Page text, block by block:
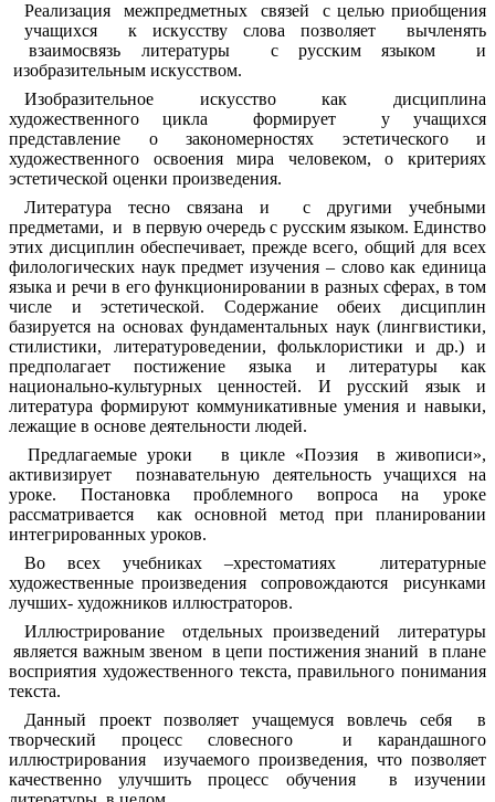
Реализация межпредметных связей с целью приобщения
учащихся к искусству слова позволяет вычленять
взаимосвязь литературы с русским языком и
изобразительным искусством.
Изобразительное искусство как дисциплина
художественного цикла формирует у учащихся
представление о закономерностях эстетического и
художественного освоения мира человеком, о критериях
эстетической оценки произведения.
Литература тесно связана и с другими учебными
предметами, и в первую очередь с русским языком. Единство
этих дисциплин обеспечивает, прежде всего, общий для всех
филологических наук предмет изучения – слово как единица
языка и речи в его функционировании в разных сферах, в том
числе и эстетической. Содержание обеих дисциплин
базируется на основах фундаментальных наук (лингвистики,
стилистики, литературоведении, фольклористики и др.) и
предполагает постижение языка и литературы как
национально-культурных ценностей. И русский язык и
литература формируют коммуникативные умения и навыки,
лежащие в основе деятельности людей.
Предлагаемые уроки в цикле «Поэзия в живописи»,
активизирует познавательную деятельность учащихся на
уроке. Постановка проблемного вопроса на уроке
рассматривается как основной метод при планировании
интегрированных уроков.
Во всех учебниках –хрестоматиях литературные
художественные произведения сопровождаются рисунками
лучших- художников иллюстраторов.
Иллюстрирование отдельных произведений литературы
является важным звеном в цепи постижения знаний в плане
восприятия художественного текста, правильного понимания
текста.
Данный проект позволяет учащемуся вовлечь себя в
творческий процесс словесного и карандашного
иллюстрирования изучаемого произведения, что позволяет
качественно улучшить процесс обучения в изучении